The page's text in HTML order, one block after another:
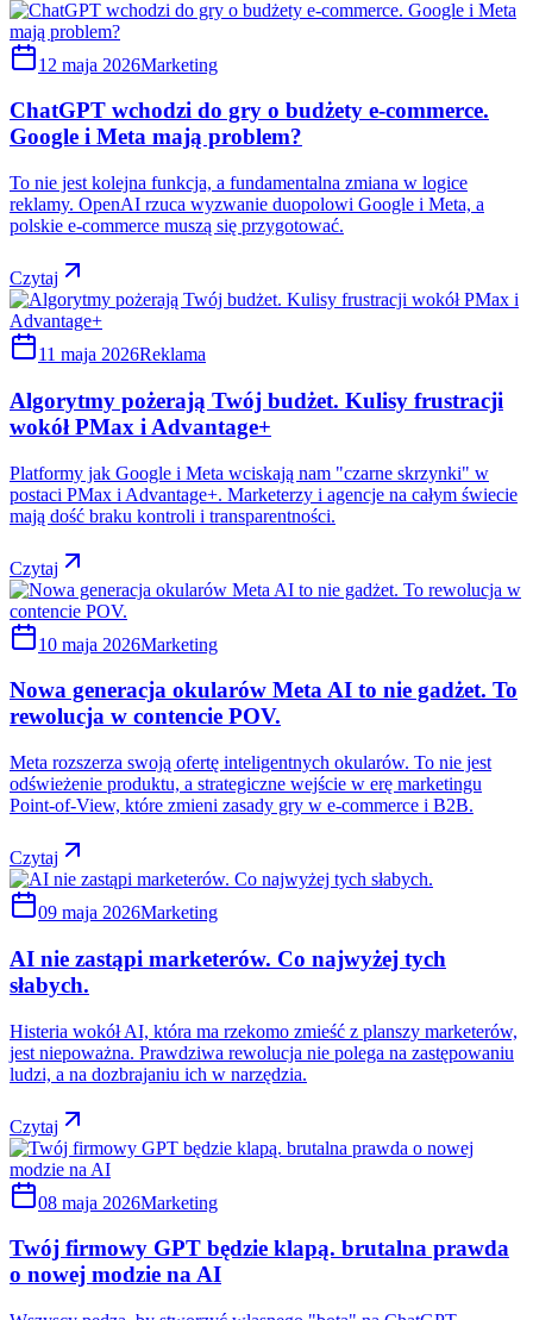
12 maja 2026Marketing
ChatGPT wchodzi do gry o budżety e-commerce.
Google i Meta mają problem?
To nie jest kolejna funkcja, a fundamentalna zmiana w logice
reklamy. OpenAI rzuca wyzwanie duopolowi Google i Meta, a
polskie e-commerce muszą się przygotować.
Czytaj
11 maja 2026Reklama
Algorytmy pożerają Twój budżet. Kulisy frustracji
wokół PMax i Advantage+
Platformy jak Google i Meta wciskają nam "czarne skrzynki" w
postaci PMax i Advantage+. Marketerzy i agencje na całym świecie
mają dość braku kontroli i transparentności.
Czytaj
10 maja 2026Marketing
Nowa generacja okularów Meta AI to nie gadżet. To
rewolucja w contencie POV.
Meta rozszerza swoją ofertę inteligentnych okularów. To nie jest
odświeżenie produktu, a strategiczne wejście w erę marketingu
Point-of-View, które zmieni zasady gry w e-commerce i B2B.
Czytaj
09 maja 2026Marketing
AI nie zastąpi marketerów. Co najwyżej tych
słabych.
Histeria wokół AI, która ma rzekomo zmieść z planszy marketerów,
jest niepoważna. Prawdziwa rewolucja nie polega na zastępowaniu
ludzi, a na dozbrajaniu ich w narzędzia.
Czytaj
08 maja 2026Marketing
Twój firmowy GPT będzie klapą. brutalna prawda
o nowej modzie na AI